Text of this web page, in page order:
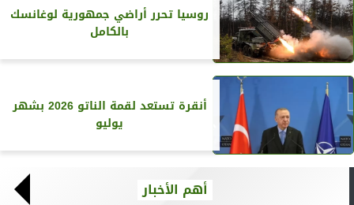
روسيا تحرر أراضي جمهورية لوغانسك
بالكامل
أنقرة تستعد لقمة الناتو 2026 بشهر
يوليو
أهم الأخبار